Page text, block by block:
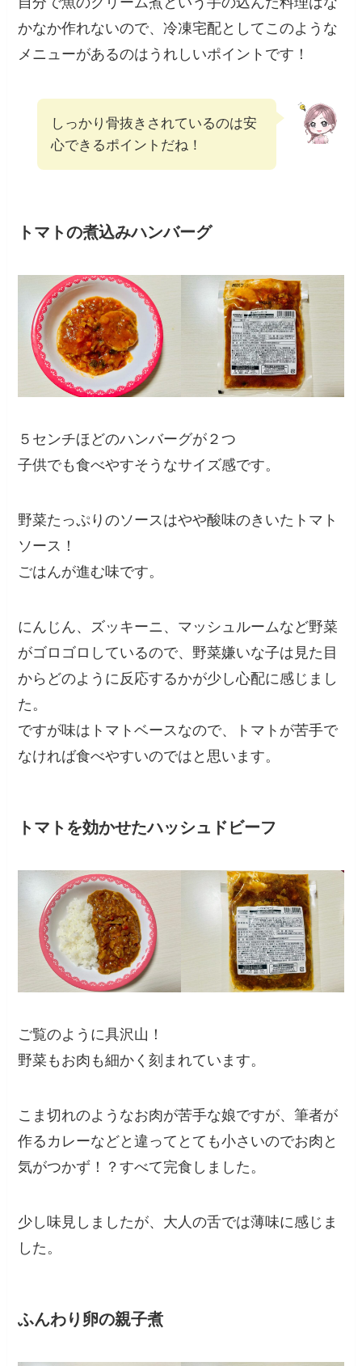
かなか作れないので、冷凍宅配としてこのような
メニューがあるのはうれしいポイントです！
しっかり骨抜きされているのは安
心できるポイントだね！
トマトの煮込みハンバーグ
５センチほどのハンバーグが２つ
子供でも食べやすそうなサイズ感です。
野菜たっぷりのソースはやや酸味のきいたトマト
ソース！
ごはんが進む味です。
にんじん、ズッキーニ、マッシュルームなど野菜
がゴロゴロしているので、野菜嫌いな子は見た目
からどのように反応するかが少し心配に感じまし
た。
ですが味はトマトベースなので、トマトが苦手で
なければ食べやすいのではと思います。
トマトを効かせたハッシュドビーフ
ご覧のように具沢山！
野菜もお肉も細かく刻まれています。
こま切れのようなお肉が苦手な娘ですが、筆者が
作るカレーなどと違ってとても小さいのでお肉と
気がつかず！？すべて完食しました。
少し味見しましたが、大人の舌では薄味に感じま
した。
ふんわり卵の親子煮